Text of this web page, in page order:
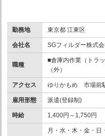
勤務地 東京都 江東区
会社名 SGフィルダー株式
職種
■倉庫内作業（トラ
（外）
アクセス ゆりかもめ 市場前
雇用形態 派遣(登録制)
時給 1,400円～1,750円
月・水・木・金・日